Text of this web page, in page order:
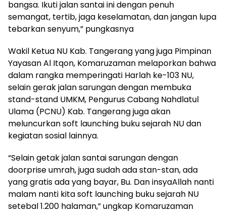
bangsa. Ikuti jalan santai ini dengan penuh
semangat, tertib, jaga keselamatan, dan jangan lupa
tebarkan senyum,” pungkasnya
Wakil Ketua NU Kab. Tangerang yang juga Pimpinan
Yayasan Al Itqon, Komaruzaman melaporkan bahwa
dalam rangka memperingati Harlah ke-103 NU,
selain gerak jalan sarungan dengan membuka
stand-stand UMKM, Pengurus Cabang Nahdlatul
Ulama (PCNU) Kab. Tangerang juga akan
meluncurkan soft launching buku sejarah NU dan
kegiatan sosial lainnya.
“Selain getak jalan santai sarungan dengan
doorprise umrah, juga sudah ada stan-stan, ada
yang gratis ada yang bayar, Bu. Dan insyaAllah nanti
malam nanti kita soft launching buku sejarah NU
setebal 1.200 halaman,” ungkap Komaruzaman